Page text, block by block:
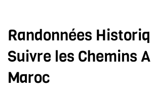
Randonnées
Suivre les Chemins
Maroc